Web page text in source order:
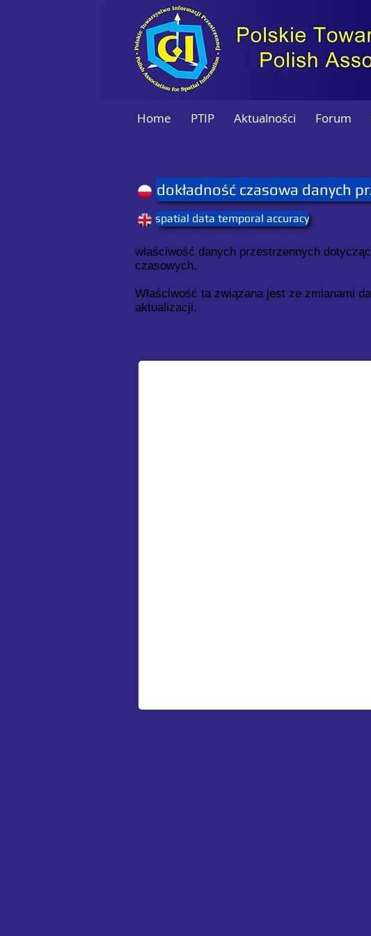
Home PTIP Aktualności Forum
dokładność czasowa danych
spatial data temporal accuracy
właściwość danych przestrzennych
czasowych.
Właściwość ta związana jest ze zmianami
aktualizacji.